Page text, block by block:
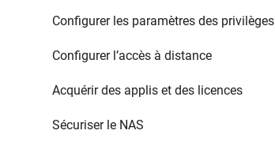
Configurer les paramètres des privilèges
Configurer l’accès à distance
Acquérir des applis et des licences
Sécuriser le NAS